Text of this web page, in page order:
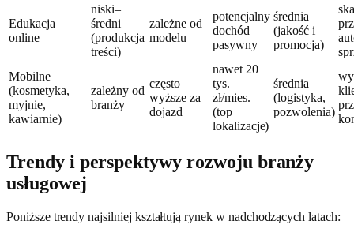
Edukacja
online
niski–
średni
(produkcja
treści)
zależne od
modelu
potencjalny
dochód
pasywny
średnia
(jakość i
promocja)
Mobilne
(kosmetyka,
myjnie,
kawiarnie)
zależny od
branży
często
wyższe za
dojazd
nawet 20
tys.
zł/mies.
(top
lokalizacje)
średnia
(logistyka,
pozwolenia)
Trendy i perspektywy rozwoju branży
usługowej
Poniższe trendy najsilniej kształtują rynek w nadchodzących latach: